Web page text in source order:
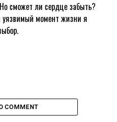
сможет ли сердце забыть?
момент жизни я
COMMENT